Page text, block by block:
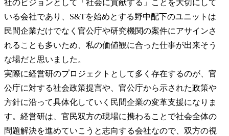
社のビジョンとして「社会に貢献する」ことを大切にして
いる会社であり、S&Tを始めとする野中配下のユニットは
民間企業だけでなく官公庁や研究機関の案件にアサインさ
れることも多いため、私の価値観に合った仕事が出来そう
な場だと思いました。
実際に経営研のプロジェクトとして多く存在するのが、官
公庁に対する社会政策提言や、官公庁から示された政策や
方針に沿って具体化していく民間企業の変革支援になりま
す。経営研は、官民双方の現場に携わることで社会全体の
問題解決を進めていこうと志向する会社なので、双方の視